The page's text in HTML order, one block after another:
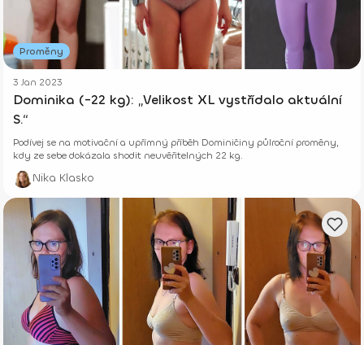
Proměny
3 Jan 2023
Dominika (-22 kg): „Velikost XL vystřídalo aktuální
S.“
Podívej se na motivační a upřímný příběh Dominičiny půlroční proměny,
kdy ze sebe dokázala shodit neuvěřitelných 22 kg.
Nika Klasko